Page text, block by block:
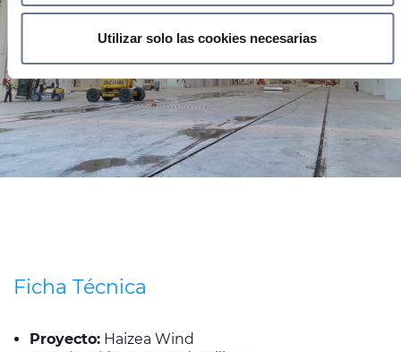
datos personales y establezca sus preferencias en la
sección de datos. Puede cambiar o retirar su
cookies.
Las cookies de este sitio web se usan para personalizar el
contenido y los anuncios, ofrecer funciones de redes
sociales y analizar el tráfico. Además, compartimos
Utilizar solo las cookies necesarias
Ficha Técnica
Proyecto: Haizea Wind